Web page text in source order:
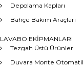
Depolama Kapları
Bahçe Bakım Araçları
LAVABO EKİPMANLARI
Tezgah Üstü Ürünler
Duvara Monte